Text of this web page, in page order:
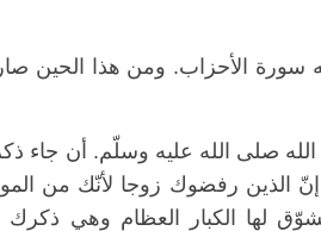
سورة الأحزاب. ومن هذا الحين
صلى الله عليه وسلّم. أن جاء
إنّ الذين رفضوك زوجا لأنّك من
لها الكبار العظام وهي ذكرك